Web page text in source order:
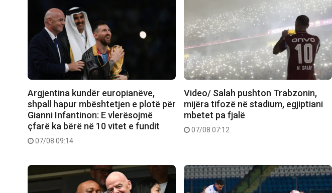
Argjentina kundër europianëve,
shpall hapur mbështetjen e plotë për
Gianni Infantinon: E vlerësojmë
çfarë ka bërë në 10 vitet e fundit
07/08 09:14
Video/ Salah pushton Trabzonin,
mijëra tifozë në stadium, egjiptiani
mbetet pa fjalë
07/08 07:12